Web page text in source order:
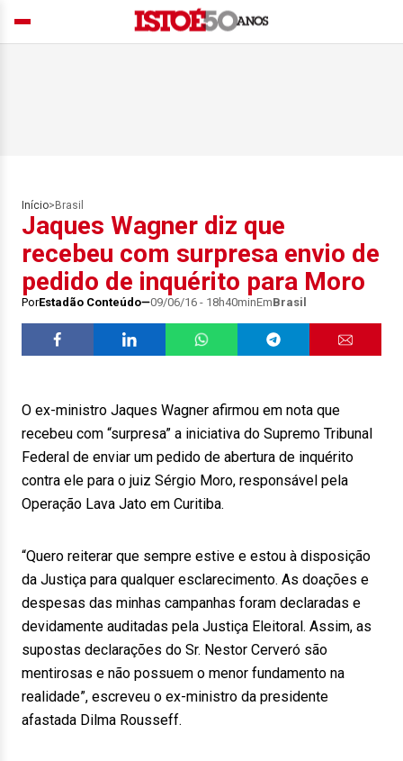
Início> Brasil
Jaques Wagner diz que
recebeu com surpresa envio de
pedido de inquérito para Moro
PorEstadão Conteúdo 09/06/16 - 18h40minEmBrasil
O ex-ministro Jaques Wagner afirmou em nota que
recebeu com “surpresa” a iniciativa do Supremo Tribunal
Federal de enviar um pedido de abertura de inquérito
contra ele para o juiz Sérgio Moro, responsável pela
Operação Lava Jato em Curitiba.
“Quero reiterar que sempre estive e estou à disposição
da Justiça para qualquer esclarecimento. As doações e
despesas das minhas campanhas foram declaradas e
devidamente auditadas pela Justiça Eleitoral. Assim, as
supostas declarações do Sr. Nestor Cerveró são
mentirosas e não possuem o menor fundamento na
realidade”, escreveu o ex-ministro da presidente
afastada Dilma Rousseff.